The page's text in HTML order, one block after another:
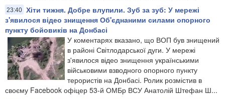
23:40 Хіти тижня. Добре влупили. Зуб за зуб: У мережі
з'явилося відео знищення Об'єднаними силами опорного
пункту бойовиків на Донбасі
У коментарях вказано, що ВОП був знищений
в районі Світлодарської дуги. У мережі
з'явилося відео знищення українськими
військовими взводного опорного пункту
терористів на Донбасі. Ролик розмістив в
своєму Facebook офіцер 53-й ОМБр ВСУ Анатолій Штефан Ш...